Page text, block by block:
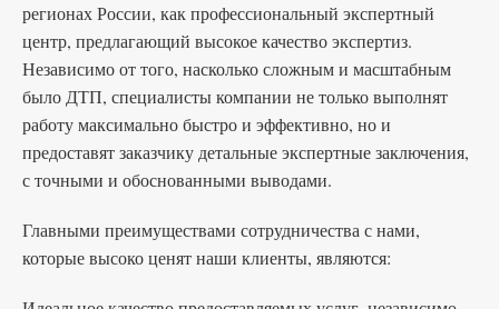
регионах России, как профессиональный экспертный
центр, предлагающий высокое качество экспертиз.
Независимо от того, насколько сложным и масштабным
было ДТП, специалисты компании не только выполнят
работу максимально быстро и эффективно, но и
предоставят заказчику детальные экспертные заключения,
с точными и обоснованными выводами.
Главными преимуществами сотрудничества с нами,
которые высоко ценят наши клиенты, являются: